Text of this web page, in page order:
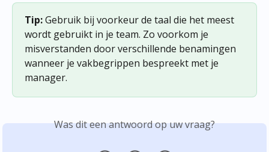
Tip: Gebruik bij voorkeur de taal die het meest
wordt gebruikt in je team. Zo voorkom je
misverstanden door verschillende benamingen
wanneer je vakbegrippen bespreekt met je
manager.
Was dit een antwoord op uw vraag?